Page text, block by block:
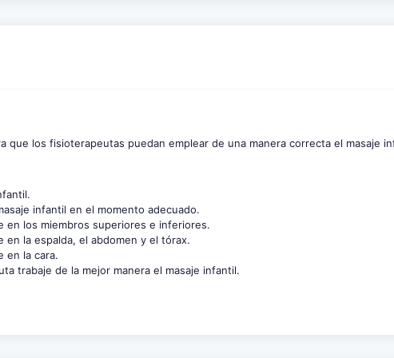
que los fisioterapeutas puedan emplear de una manera correcta el masaje
infantil en el momento adecuado.
en los miembros superiores e inferiores.
en la espalda, el abdomen y el tórax.
en la cara.
trabaje de la mejor manera el masaje infantil.